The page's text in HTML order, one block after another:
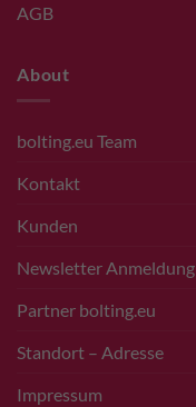
AGB
About
bolting.eu Team
Kontakt
Kunden
Newsletter Anmeldung
Partner bolting.eu
Standort – Adresse
Impressum